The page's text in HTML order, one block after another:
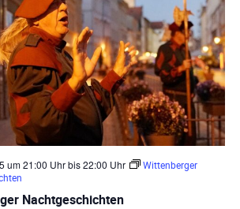
s
t
a
l
t
u
n
n
s
t
a
l
Nachtgeschichten
um 21:00 Uhrbis22:00 Uhr
Wittenberger